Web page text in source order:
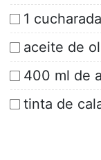
1
aceite de
400 ml de
tinta de